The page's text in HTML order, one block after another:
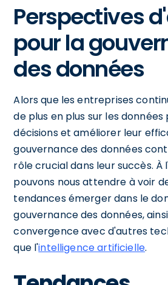
Perspectives
pour la
des données
Alors que les entreprises
de plus en plus sur les
décisions et améliorer leur
gouvernance des données
rôle crucial dans leur succès. À
pouvons nous attendre à voir
tendances émerger dans le
gouvernance des données,
convergence avec d'autres
que l'intelligence artificielle.